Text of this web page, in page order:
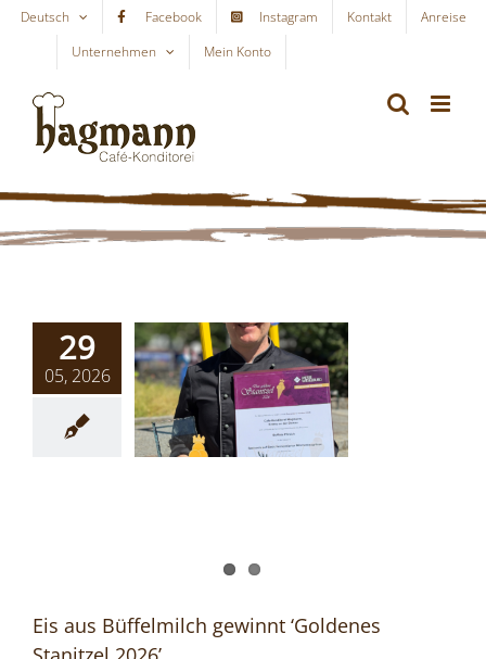
Skip
content
Deutsch Facebook Instagram Kontakt
Anreise
Unternehmen
Mein Konto
29
05, 2026
Eis aus Büffelmilch gewinnt ‘Goldenes